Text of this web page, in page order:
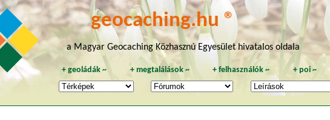
geocaching.hu ®
a Magyar Geocaching Közhasznú Egyesület hivatalos oldala
+geoládák ~ + megtalálások~ +felhasználók ~ + poi~